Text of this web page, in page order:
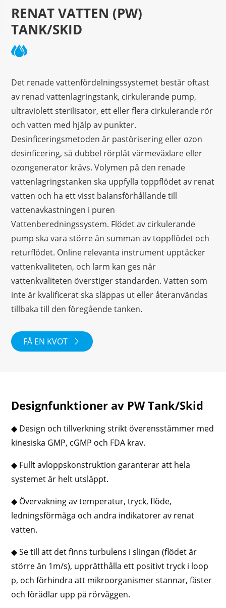
RENAT VATTEN (PW)
TANK/SKID
Det renade vattenfördelningssystemet består oftast
av renad vattenlagringstank, cirkulerande pump,
ultraviolett sterilisator, ett eller flera cirkulerande rör
och vatten med hjälp av punkter.
Desinficeringsmetoden är pastörisering eller ozon
desinficering, så dubbel rörplåt värmeväxlare eller
ozongenerator krävs. Volymen på den renade
vattenlagringstanken ska uppfylla toppflödet av renat
vatten och ha ett visst balansförhållande till
vattenavkastningen i puren
Vattenberedningssystem. Flödet av cirkulerande
pump ska vara större än summan av toppflödet och
returflödet. Online relevanta instrument upptäcker
vattenkvaliteten, och larm kan ges när
vattenkvaliteten överstiger standarden. Vatten som
inte är kvalificerat ska släppas ut eller återanvändas
tillbaka till den föregående tanken.
FÅ EN KVOT 
Designfunktioner av PW Tank/Skid
◆ Design och tillverkning strikt överensstämmer med
kinesiska GMP, cGMP och FDA krav.
◆ Fullt avloppskonstruktion garanterar att hela
systemet är helt utsläppt.
◆ Övervakning av temperatur, tryck, flöde,
ledningsförmåga och andra indikatorer av renat
vatten.
◆ Se till att det finns turbulens i slingan (flödet är
större än 1m/s), upprätthålla ett positivt tryck i loop
p, och förhindra att mikroorganismer stannar, fäster
och förädlar upp på rörväggen.